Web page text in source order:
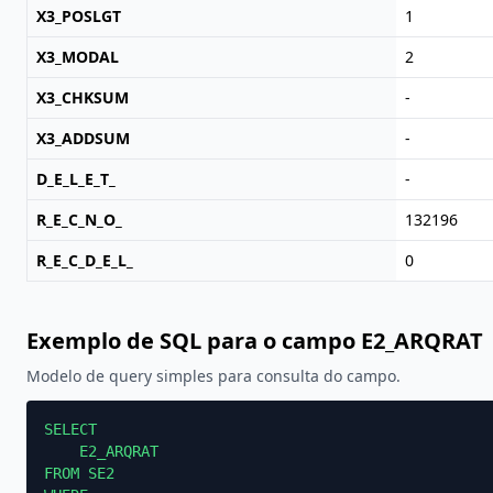
X3_POSLGT
1
X3_MODAL
2
X3_CHKSUM
-
X3_ADDSUM
-
D_E_L_E_T_
-
R_E_C_N_O_
132196
R_E_C_D_E_L_
0
Exemplo de SQL para o campo E2_ARQRAT
Modelo de query simples para consulta do campo.
SELECT
    E2_ARQRAT
FROM SE2